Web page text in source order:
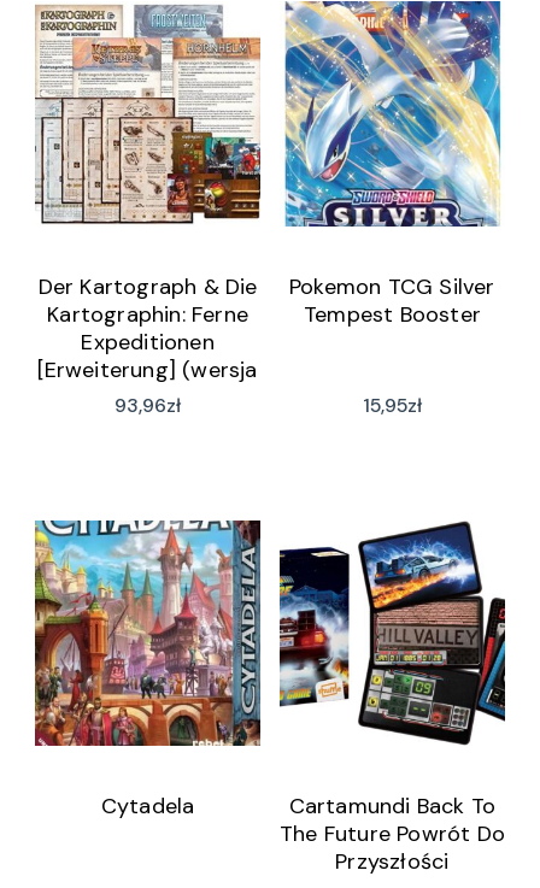
Der Kartograph & Die
Kartographin: Ferne
Expeditionen
[Erweiterung] (wersja
niemiecka)
93,96zł
Pokemon TCG Silver
Tempest Booster
15,95zł
Cytadela
Cartamundi Back To
The Future Powrót Do
Przyszłości